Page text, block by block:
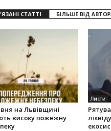
СТАТТІ БІЛЬШЕ ВІД
на Львівщині
високу пожежну
Листи